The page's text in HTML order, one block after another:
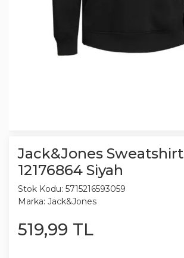
Jack&Jones Sweatshirt
12176864 Siyah
Stok Kodu: 5715216593059
Marka: Jack&Jones
519,99 TL